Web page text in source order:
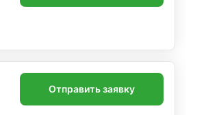
Отправить заявку